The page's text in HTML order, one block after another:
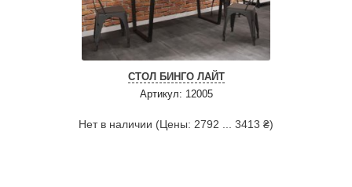
СТОЛ БИНГО ЛАЙТ
Артикул: 12005
Нет в наличии (Цены: 2792 ... 3413 ₴)